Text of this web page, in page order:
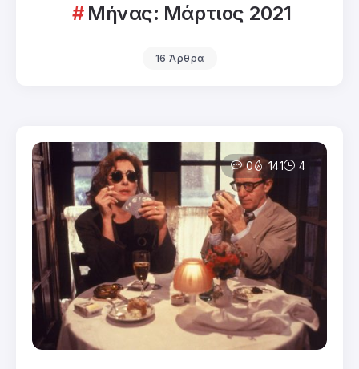
Μήνας: Μάρτιος 2021
16 Άρθρα
0 141 4